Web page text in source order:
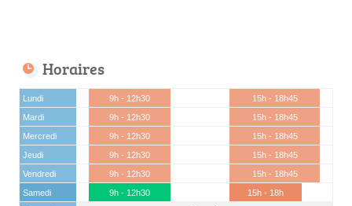
Horaires
Lundi 9h - 12h30
15h - 18h45
Mardi
9h - 12h30
15h - 18h45
Mercredi
9h - 12h30
15h - 18h45
Jeudi
9h - 12h30
15h - 18h45
Vendredi
9h - 12h30
15h - 18h45
Samedi
9h - 12h30
15h - 18h